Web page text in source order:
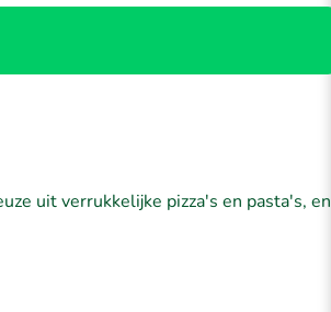
uit verrukkelijke pizza's en pasta's, en